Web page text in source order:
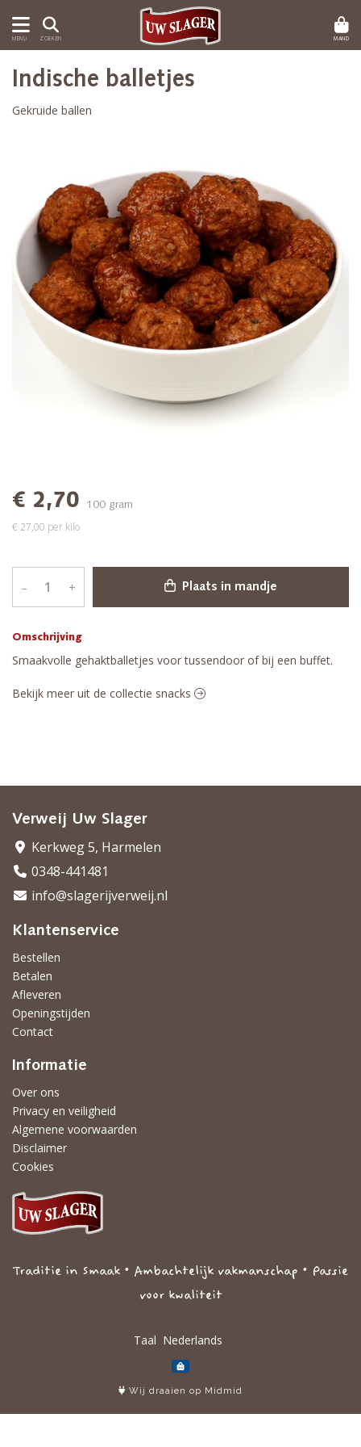
MENU ZOEKEN MAND
Omschrijving
Smaakvolle gehaktballetjes voor tussendoor of bij een buffet.
Indische balletjes
Gekruide ballen
€ 2,70 100 gram
€ 27,00 per kilo
– + Plaats in mandje
Bekijk meer uit de collectie snacks
Verweij Uw Slager
Kerkweg 5, Harmelen
0348-441481
info@slagerijverweij.nl
Klantenservice
Bestellen
Betalen
Afleveren
Openingstijden
Contact
Informatie
Over ons
Privacy en veiligheid
Algemene voorwaarden
Disclaimer
Cookies
Traditie in Smaak • Ambachtelijk vakmanschap • Passie
voor kwaliteit
Taal
Wij draaien op Midmid